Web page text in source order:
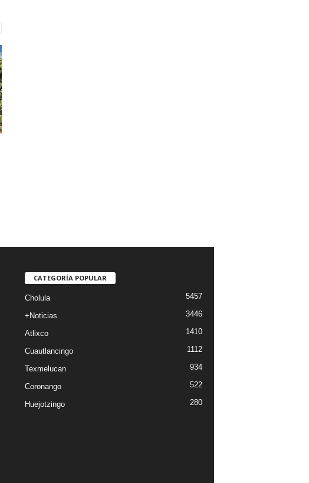
CATEGORÍA POPULAR
Cholula 5457
+Noticias 3446
Atlixco 1410
Cuautlancingo 1112
Texmelucan 934
Coronango 522
Huejotzingo 280